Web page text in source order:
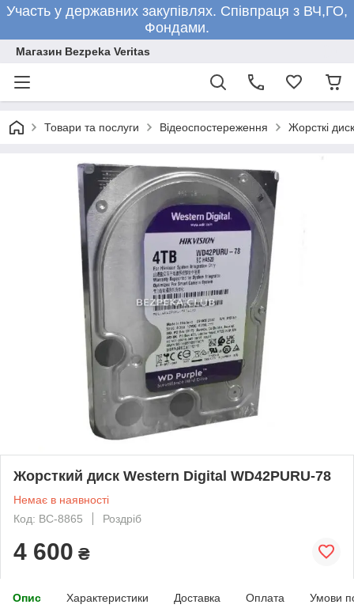
Участь у державних закупівлях. Співпраця з ВЧ,ГО,
Фондами.
Магазин Bezpeka Veritas
Товари та послуги Відеоспостереження Жорсткі
Жорсткий диск Western Digital WD42PURU-78
Немає в наявності
Код: BC-8865
Роздріб
4 600 ₴
Опис Характеристики Доставка Оплата Умови